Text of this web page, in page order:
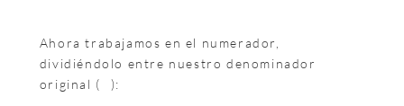
Ahora trabajamos en el numerador,
dividiéndolo entre nuestro denominador
original (
):